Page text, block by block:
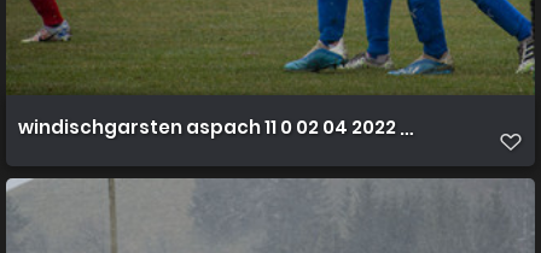
windischgarsten aspach 11 0 02 04 2022 29